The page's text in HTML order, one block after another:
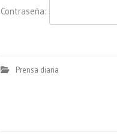
Contraseña:
Prensa diaria